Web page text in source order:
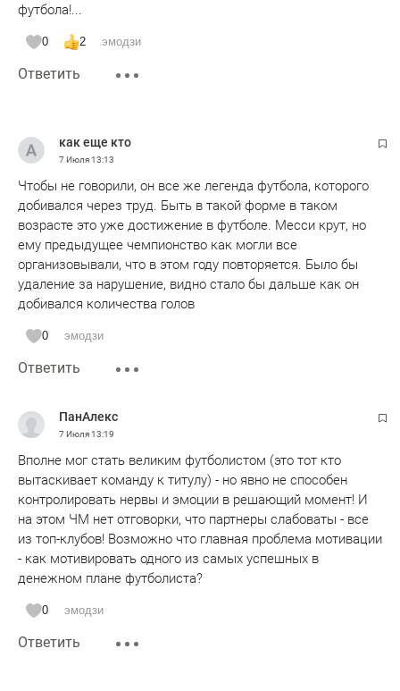
футбола!...
0 2 эмодзи
Ответить
как еще кто
7 Июля13:13
Чтобы не говорили, он все же легенда футбола, которого
добивался через труд. Быть в такой форме в таком
возрасте это уже достижение в футболе. Месси крут, но
ему предыдущее чемпионство как могли все
организовывали, что в этом году повторяется. Было бы
удаление за нарушение, видно стало бы дальше как он
добивался количества голов
0 эмодзи
Ответить
ПанАлекс
7 Июля13:19
Вполне мог стать великим футболистом (это тот кто
вытаскивает команду к титулу) - но явно не способен
контролировать нервы и эмоции в решающий момент! И
на этом ЧМ нет отговорки, что партнеры слабоваты - все
из топ-клубов! Возможно что главная проблема мотивации
- как мотивировать одного из самых успешных в
денежном плане футболиста?
0 эмодзи
Ответить